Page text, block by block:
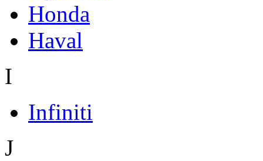
Honda
Haval
I
Infiniti
J